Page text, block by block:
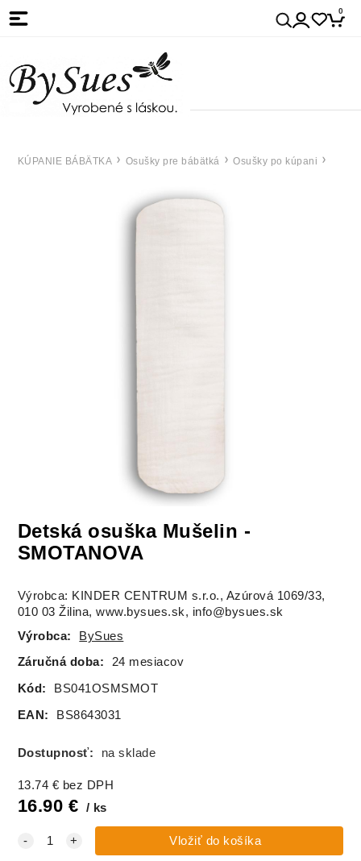
0
KÚPANIE BÁBÄTKA Osušky pre bábätká Osušky po kúpani
Detská osuška Mušelin -
SMOTANOVA
Výrobca: KINDER CENTRUM s.r.o., Azúrová 1069/33,
010 03 Žilina, www.bysues.sk, info@bysues.sk
Výrobca:
BySues
Záručná doba: 24 mesiacov
Kód: BS041OSMSMOT
EAN: BS8643031
Dostupnosť: na sklade
13.74 € bez DPH
16.90 € ks